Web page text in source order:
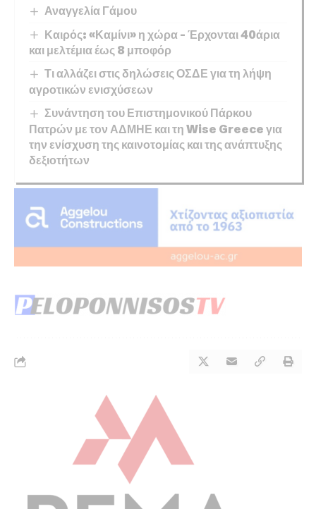
Αναγγελία Γάμου
Καιρός: «Καμίνι» η χώρα – Έρχονται 40άρια
και μελτέμια έως 8 μποφόρ
Τι αλλάζει στις δηλώσεις ΟΣΔΕ για τη λήψη
αγροτικών ενισχύσεων
Συνάντηση του Επιστημονικού Πάρκου
Πατρών με τον ΑΔΜΗΕ και τη Wise Greece για
την ενίσχυση της καινοτομίας και της ανάπτυξης
δεξιοτήτων